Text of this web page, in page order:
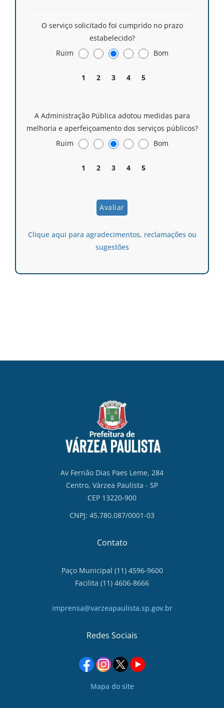
O serviço solicitado foi cumprido no prazo
estabelecido?
Ruim
1 2 3 4 5
Bom
A Administração Pública adotou medidas para
melhoria e aperfeiçoamento dos serviços públicos?
Ruim
1 2 3 4 5
Bom
Clique aqui para agradecimentos, reclamações ou
sugestões
Av Fernão Dias Paes Leme, 284
Centro, Várzea Paulista - SP
CEP 13220-900
CNPJ: 45.780.087/0001-03
Contato
Paço Municipal (11) 4596-9600
Facilita (11) 4606-8666
imprensa@varzeapaulista.sp.gov.br
Redes Sociais
Mapa do site